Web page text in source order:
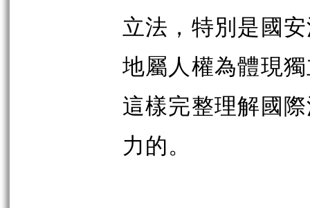
立法，特別是國
地屬人權為體現
這樣完整理解國
力的。